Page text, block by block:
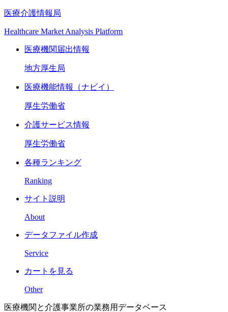
医療介護情報局
Healthcare Market Analysis Platform
医療機関届出情報
地方厚生局
医療機能情報（ナビイ）
厚生労働省
介護サービス情報
厚生労働省
各種ランキング
Ranking
サイト説明
About
データファイル作成
Service
カートを見る
Other
医療機関と介護事業所の業務用データベース